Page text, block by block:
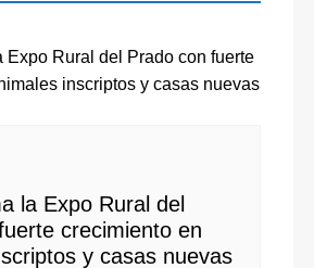
la Expo Rural del
crecimiento en
y casas nuevas